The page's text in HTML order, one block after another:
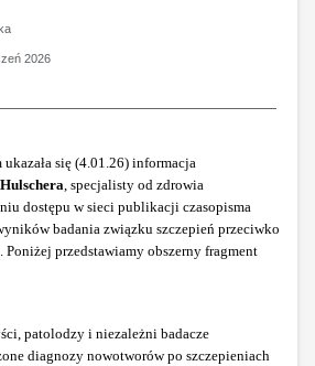
2026
się (4.01.26) informacja
, specjalisty od zdrowia
dostępu w sieci publikacji czasopisma
badania związku szczepień przeciwko
przedstawiamy obszerny fragment
patolodzy i niezależni badacze
diagnozy nowotworów po szczepieniach